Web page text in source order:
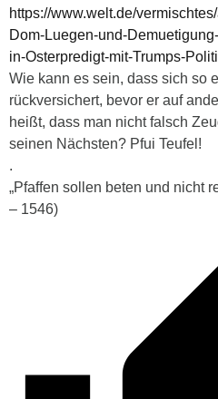
https://www.welt.de/
Dom-Luegen-und-
in-Osterpredigt-mit-Trumps-
Wie kann es sein, dass sich so
rückversichert, bevor er auf
heißt, dass man nicht falsch
seinen Nächsten? Pfui Teufel!
.
„Pfaffen sollen beten und nicht
– 1546)